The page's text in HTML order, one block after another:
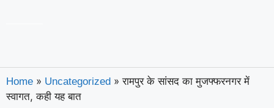
Home » Uncategorized » रामपुर के सांसद का मुजफ्फरनगर में
स्वागत, कही यह बात